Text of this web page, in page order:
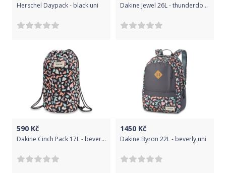
Herschel Daypack - black uni Dakine Jewel 26L - thunderdot uni
590 Kč
Dakine Cinch Pack 17L - beverly uni
1450 Kč
Dakine Byron 22L - beverly uni